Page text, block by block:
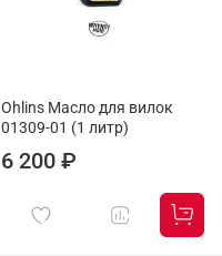
Ohlins Масло для вилок
01309-01 (1 литр)
6 200 ₽